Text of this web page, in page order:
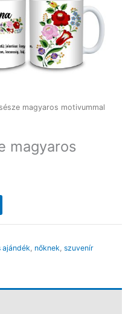
magyaros motivummal
magyaros
ajándék, nőknek, szuvenír